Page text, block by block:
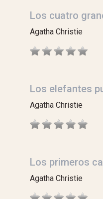
Los cuatro
Agatha Christie
Los elefantes
Agatha Christie
Los primeros
Agatha Christie